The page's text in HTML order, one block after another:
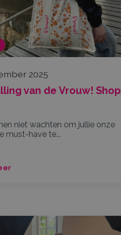
2025
van de Vrouw!
niet wachten om jullie onze
must-have te...